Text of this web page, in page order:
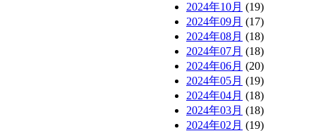
2024年10月 (19)
2024年09月 (17)
2024年08月 (18)
2024年07月 (18)
2024年06月 (20)
2024年05月 (19)
2024年04月 (18)
2024年03月 (18)
2024年02月 (19)